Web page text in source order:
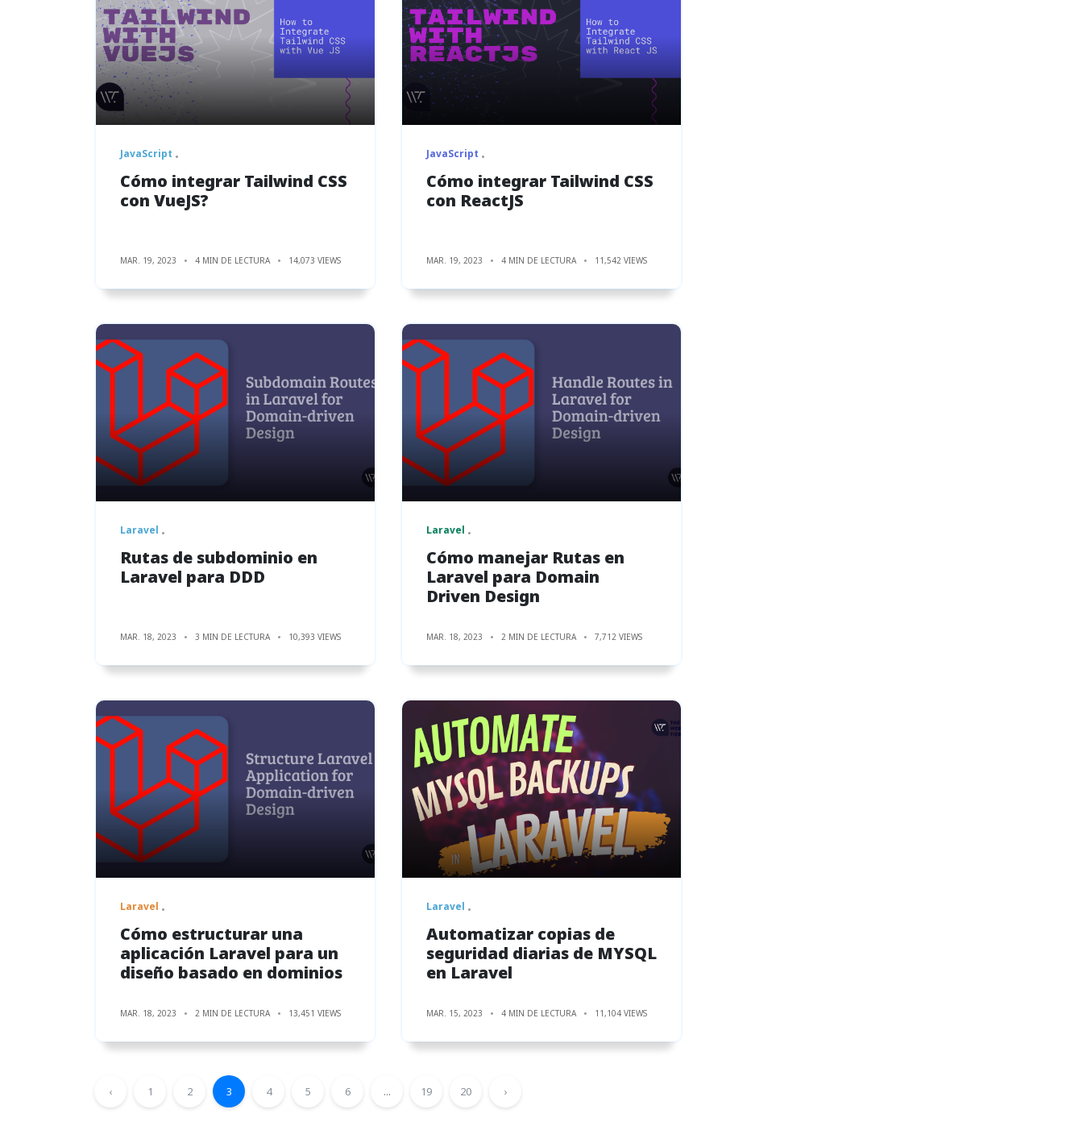
JavaScript
Cómo integrar Tailwind CSS
con VueJS?
MAR. 19, 2023 4 MIN DE LECTURA 14,073 VIEWS
JavaScript
Cómo integrar Tailwind CSS
con ReactJS
MAR. 19, 2023 4 MIN DE LECTURA 11,542 VIEWS
Laravel
Rutas de subdominio en
Laravel para DDD
MAR. 18, 2023 3 MIN DE LECTURA 10,393 VIEWS
Laravel
Cómo manejar Rutas en
Laravel para Domain
Driven Design
MAR. 18, 2023 2 MIN DE LECTURA 7,712 VIEWS
Laravel
Cómo estructurar una
aplicación Laravel para un
diseño basado en dominios
MAR. 18, 2023 2 MIN DE LECTURA 13,451 VIEWS
Laravel
Automatizar copias de
seguridad diarias de MYSQL
en Laravel
MAR. 15, 2023 4 MIN DE LECTURA 11,104 VIEWS
‹ 1 2 3 4 5 6 ... 19 20 ›